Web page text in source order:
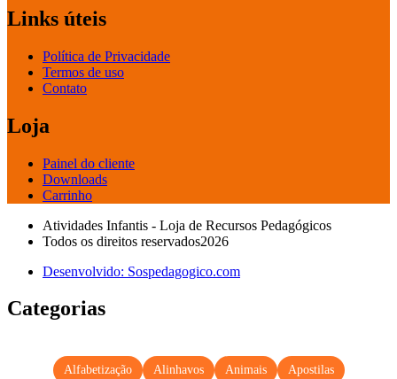
Links úteis
Política de Privacidade
Termos de uso
Contato
Loja
Painel do cliente
Downloads
Carrinho
Atividades Infantis - Loja de Recursos Pedagógicos
Todos os direitos reservados2026
Desenvolvido: Sospedagogico.com
Categorias
Alfabetização Alinhavos Animais Apostilas